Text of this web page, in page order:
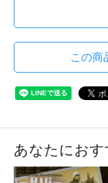
この商
あなたにお